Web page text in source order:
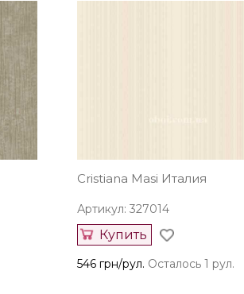
Cristiana Masi Италия
Артикул: 327014
Купить
546 грн/рул. Осталось 1 рул.